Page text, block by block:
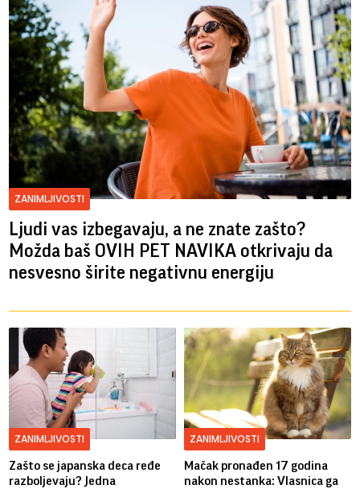
ZANIMLJIVOSTI
Ljudi vas izbegavaju, a ne znate zašto?
Možda baš OVIH PET NAVIKA otkrivaju da
nesvesno širite negativnu energiju
ZANIMLJIVOSTI
Zašto se japanska deca ređe
razboljevaju? Jedna
ZANIMLJIVOSTI
Mačak pronađen 17 godina
nakon nestanka: Vlasnica ga